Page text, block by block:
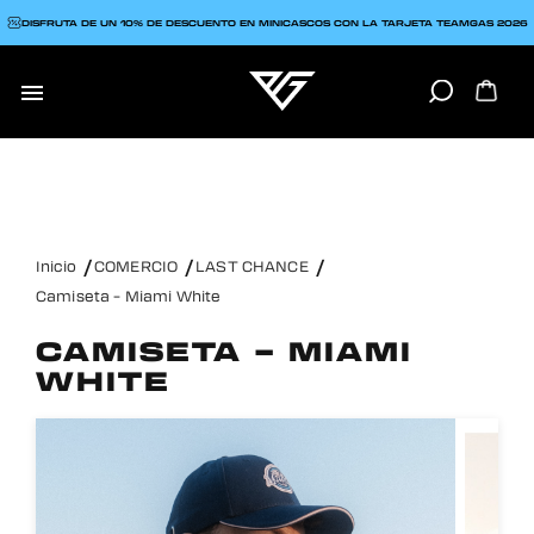

DISFRUTA DE UN 10% DE DESCUENTO EN MINICASCOS CON LA TARJETA TEAMGAS 2026
Inicio COMERCIO
LAST CHANCE
Camiseta – Miami White
CAMISETA – MIAMI
WHITE